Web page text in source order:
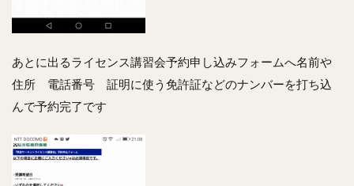
あとに出るライセンス講習会予約申し込みフォームへ名前や
住所 電話番号 証明に使う免許証などのナンバーを打ち込
んで予約完了です